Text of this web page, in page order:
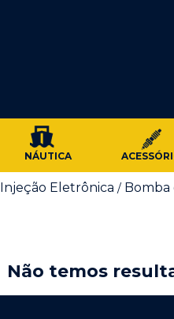
NÁUTICA
Injeção Eletrônica / Bomba
Não temos